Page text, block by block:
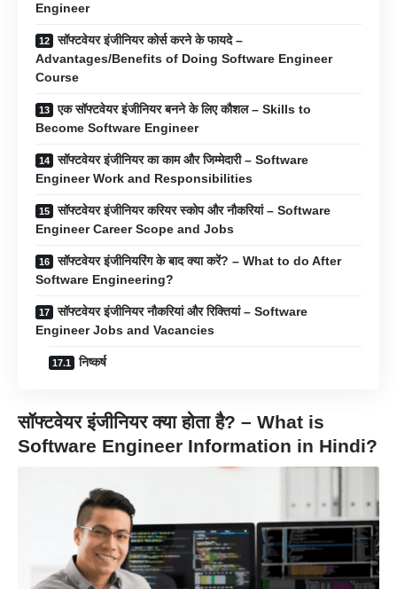
Engineer
सॉफ्टवेयर इंजीनियर कोर्स करने के फायदे –
Advantages/Benefits of Doing Software Engineer
Course
एक सॉफ्टवेयर इंजीनियर बनने के लिए कौशल – Skills to
Become Software Engineer
सॉफ्टवेयर इंजीनियर का काम और जिम्मेदारी – Software
Engineer Work and Responsibilities
सॉफ्टवेयर इंजीनियर करियर स्कोप और नौकरियां – Software
Engineer Career Scope and Jobs
सॉफ्टवेयर इंजीनियरिंग के बाद क्या करें? – What to do After
Software Engineering?
सॉफ्टवेयर इंजीनियर नौकरियां और रिक्तियां – Software
Engineer Jobs and Vacancies
निष्कर्ष
सॉफ्टवेयर इंजीनियर क्या होता है? – What is
Software Engineer Information in Hindi?